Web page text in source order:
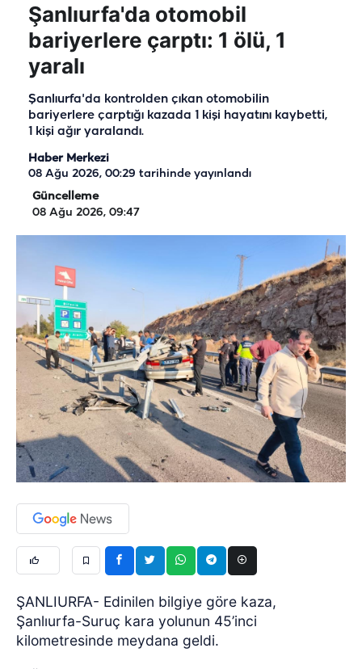
Şanlıurfa'da otomobil
bariyerlere çarptı: 1 ölü, 1
yaralı
Şanlıurfa'da kontrolden çıkan otomobilin
bariyerlere çarptığı kazada 1 kişi hayatını kaybetti,
1 kişi ağır yaralandı.
Haber Merkezi
08 Ağu 2026, 00:29 tarihinde yayınlandı
Güncelleme
08 Ağu 2026, 09:47
ŞANLIURFA- Edinilen bilgiye göre kaza,
Şanlıurfa-Suruç kara yolunun 45’inci
kilometresinde meydana geldi.